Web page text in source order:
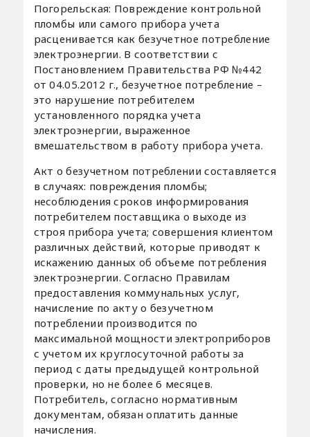
Погорельская: Повреждение контрольной
пломбы или самого прибора учета
расценивается как безучетное потребление
электроэнергии. В соответствии с
Постановлением Правительства РФ №442
от 04.05.2012 г., безучетное потребление –
это нарушение потребителем
установленного порядка учета
электроэнергии, выраженное
вмешательством в работу прибора учета.
Акт о безучетном потреблении составляется
в случаях: повреждения пломбы;
несоблюдения сроков информирования
потребителем поставщика о выходе из
строя прибора учета; совершения клиентом
различных действий, которые приводят к
искажению данных об объеме потребления
электроэнергии. Согласно Правилам
предоставления коммунальных услуг,
начисление по акту о безучетном
потреблении производится по
максимальной мощности электроприборов
с учетом их круглосуточной работы за
период с даты предыдущей контрольной
проверки, но не более 6 месяцев.
Потребитель, согласно нормативным
документам, обязан оплатить данные
начисления.